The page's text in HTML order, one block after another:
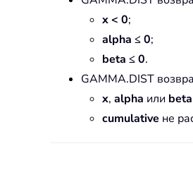
x < 0;
alpha ≤ 0;
beta ≤ 0.
GAMMA.DIST
x, alpha или beta
cumulative не